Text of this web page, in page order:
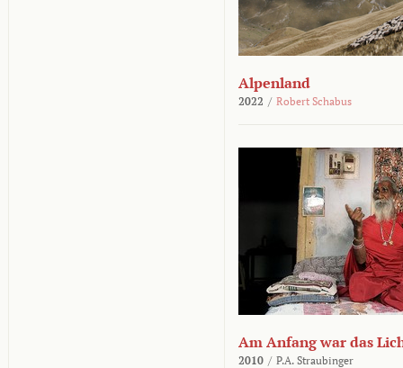
Alpenland
2022 / Robert Schabus
Am Anfang war das
2010 / P.A. Straubinger